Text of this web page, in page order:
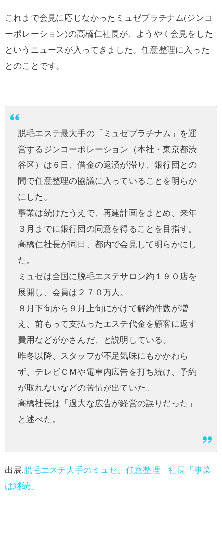
これまで会見に応じなかったミュゼプラチナム(ジンコ
ーポレーション)の高橋仁社長が、ようやく会見をした
というニュースが入ってきました。任意整理に入った
とのことです。
脱毛エステ最大手の「ミュゼプラチナム」を運
営するジンコーポレーション（本社・東京都渋
谷区）は６日、借金の返済が滞り、銀行団との
間で任意整理の協議に入っていることを明らか
にした。
事業は続けたうえで、再建計画をまとめ、来年
３月までに銀行団の同意を得ることを目指す。
高橋仁社長が同日、都内で会見して明らかにし
た。
ミュゼは全国に脱毛エステサロン約１９０店を
展開し、会員は２７０万人。
８月下旬から９月上旬にかけて解約件数が増
え、前もって支払ったエステ代金を顧客に返す
費用などがかさんだ、と説明している。
昨冬以降、スタッフが不足気味にもかかわら
ず、テレビＣＭや電車内広告を打ち続け、予約
が取れないなどの苦情が出ていた。
高橋社長は「過大な広告が経営の誤りだった」
と述べた。
出展:脱毛エステ大手のミュゼ、任意整理 社長「事業
は継続」